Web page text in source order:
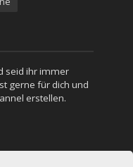
seid ihr immer
gerne für dich und
erstellen.